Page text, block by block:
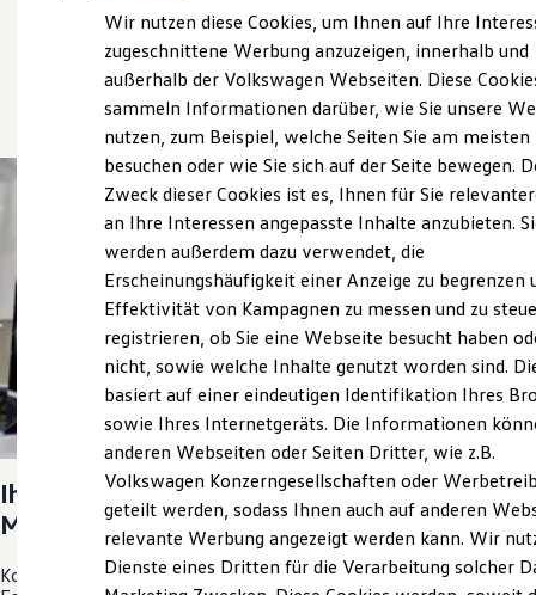
Elektroautos
ID. Tutorials
Elektrofahrzeugkonzepte
Reichweite
Reichweite der ID. Modelle
Reichweite im Winter
Laden
Laden unterwegs
Laden Zuhause
Ladezeitensimulator
Batterie
Sicherheit
Garantie und Lebensdauer
Nachhaltigkeit
Technologie
Kosten und Kauf
Verbrauchskosten
Kaufoptionen
E-Auto-Förderung
Software und Konnektivität
Die ID. Software 6
ID. Software Versionen und Updates
Digitale Extras
Schnittstellen zu Ihrem ID.
(Impressum & Rechtliches)
Ihre Vorteile beim Fahrzeugkauf im Autohaus
Meinhold
Kostenlose & unverbindliche Fahrzeugbewertung Sie können Ihr
Wir nutzen diese Cookies, um Ihnen auf Ihre
zugeschnittene Werbung anzuzeigen, innerhalb und
außerhalb der Volkswagen Webseiten. Diese
sammeln Informationen darüber, wie Sie unsere
nutzen, zum Beispiel, welche Seiten Sie am meisten
besuchen oder wie Sie sich auf der Seite bewegen.
Zweck dieser Cookies ist es, Ihnen für Sie
an Ihre Interessen angepasste Inhalte anzubieten.
werden außerdem dazu verwendet, die
Erscheinungshäufigkeit einer Anzeige zu begrenzen
Effektivität von Kampagnen zu messen und zu
registrieren, ob Sie eine Webseite besucht haben
nicht, sowie welche Inhalte genutzt worden sind.
basiert auf einer eindeutigen Identifikation Ihres
sowie Ihres Internetgeräts. Die Informationen
anderen Webseiten oder Seiten Dritter, wie z.B.
Volkswagen Konzerngesellschaften oder
geteilt werden, sodass Ihnen auch auf anderen
relevante Werbung angezeigt werden kann. Wir
Dienste eines Dritten für die Verarbeitung solcher